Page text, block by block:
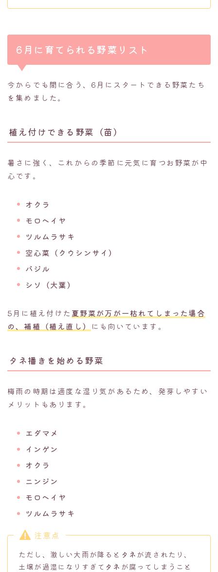
6月に育てられる野菜リスト
今からでも間に合う、6月にスタートできる野菜たち
を集めました。
植え付けできる野菜（苗）
暑さに強く、これからの季節に元気に育つお野菜が中
心です。
オクラ
モロヘイヤ
ツルムラサキ
空心菜（クウシンサイ）
バジル
シソ（大葉）
5月に植え付けた 夏野菜が万が一枯れてしまった場合
の、補植（植え直し）
にも向いています。
タネ播きを始める野菜
梅雨の時期は適度な湿り気があるため、発芽しやすい
メリットもあります。
エダマメ
インゲン
オクラ
ニンジン
モロヘイヤ
ツルムラサキ
注意点
ただし、激しい大雨が降ると タネ が流されたり、
土壌が過湿になりすぎて タネ が腐ってしまうこと